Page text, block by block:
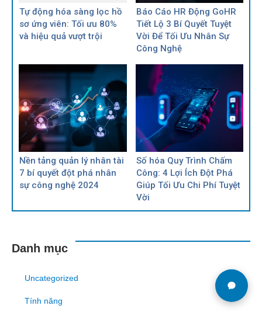
Tự động hóa sàng lọc hồ
sơ ứng viên: Tối ưu 80%
và hiệu quả vượt trội
Báo Cáo HR Động GoHR
Tiết Lộ 3 Bí Quyết Tuyệt
Vời Để Tối Ưu Nhân Sự
Công Nghệ
Nền tảng quản lý nhân tài
7 bí quyết đột phá nhân
sự công nghệ 2024
Số hóa Quy Trình Chấm
Công: 4 Lợi Ích Đột Phá
Giúp Tối Ưu Chi Phí Tuyệt
Vời
Danh mục
Uncategorized
Tính năng